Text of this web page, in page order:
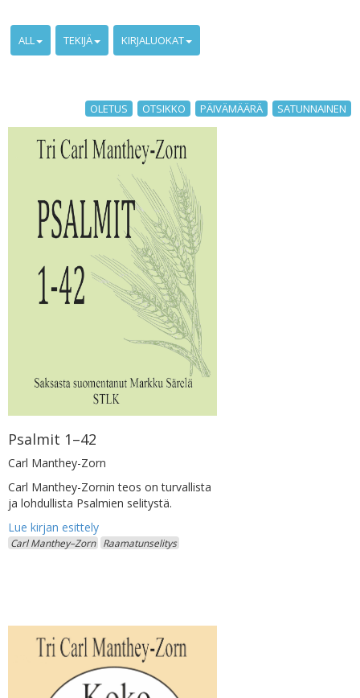
ALL TEKIJÄ KIRJALUOKAT
OLETUS OTSIKKO PÄIVÄMÄÄRÄ SATUNNAINEN
Psalmit 1–42
Carl Manthey-Zorn
Carl Manthey-Zornin teos on turvallista
ja lohdullista Psalmien selitystä.
Carl Manthey–Zorn Raamatunselitys